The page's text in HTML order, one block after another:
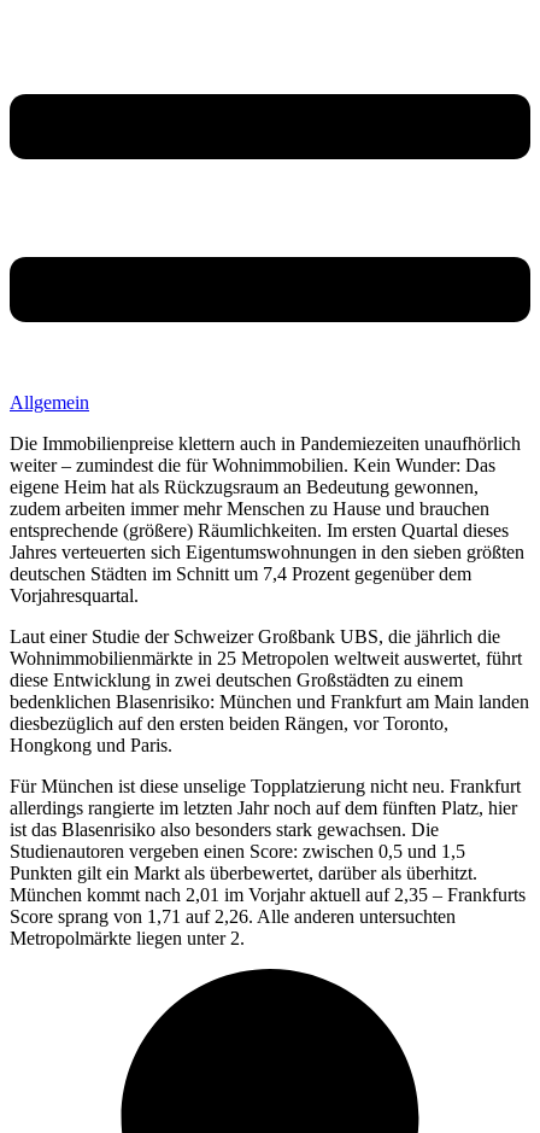
Allgemein
Die Immobilienpreise klettern auch in Pandemiezeiten unaufhörlich
weiter – zumindest die für Wohnimmobilien. Kein Wunder: Das
eigene Heim hat als Rückzugsraum an Bedeutung gewonnen,
zudem arbeiten immer mehr Menschen zu Hause und brauchen
entsprechende (größere) Räumlichkeiten. Im ersten Quartal dieses
Jahres verteuerten sich Eigentumswohnungen in den sieben größten
deutschen Städten im Schnitt um 7,4 Prozent gegenüber dem
Vorjahresquartal.
Laut einer Studie der Schweizer Großbank UBS, die jährlich die
Wohnimmobilienmärkte in 25 Metropolen weltweit auswertet, führt
diese Entwicklung in zwei deutschen Großstädten zu einem
bedenklichen Blasenrisiko: München und Frankfurt am Main landen
diesbezüglich auf den ersten beiden Rängen, vor Toronto,
Hongkong und Paris.
Für München ist diese unselige Topplatzierung nicht neu. Frankfurt
allerdings rangierte im letzten Jahr noch auf dem fünften Platz, hier
ist das Blasenrisiko also besonders stark gewachsen. Die
Studienautoren vergeben einen Score: zwischen 0,5 und 1,5
Punkten gilt ein Markt als überbewertet, darüber als überhitzt.
München kommt nach 2,01 im Vorjahr aktuell auf 2,35 – Frankfurts
Score sprang von 1,71 auf 2,26. Alle anderen untersuchten
Metropolmärkte liegen unter 2.